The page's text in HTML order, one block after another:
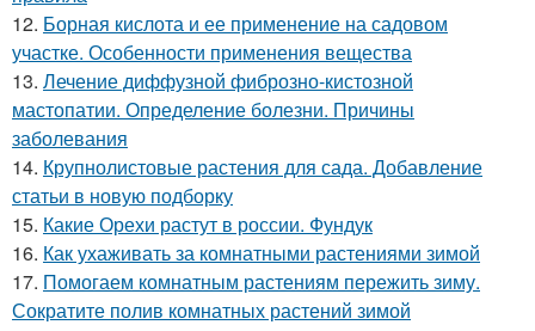
12. Борная кислота и ее применение на садовом
участке. Особенности применения вещества
13. Лечение диффузной фиброзно-кистозной
мастопатии. Определение болезни. Причины
заболевания
14. Крупнолистовые растения для сада. Добавление
статьи в новую подборку
15. Какие Орехи растут в россии. Фундук
16. Как ухаживать за комнатными растениями зимой
17. Помогаем комнатным растениям пережить зиму.
Сократите полив комнатных растений зимой